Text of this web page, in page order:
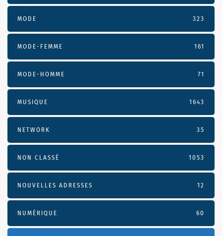
MODE 323
MODE-FEMME 161
MODE-HOMME 71
MUSIQUE 1643
NETWORK 35
NON CLASSÉ 1053
NOUVELLES ADRESSES 12
NUMÉRIQUE 60